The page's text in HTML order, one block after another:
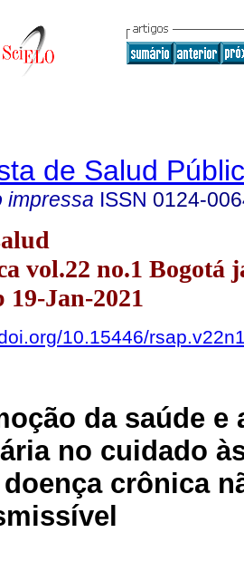
de Salud
impressa ISSN 0124-
vol.22 no.1 Bogotá
19-Jan-2021
10.15446/
da saúde e
no cuidado
crônica